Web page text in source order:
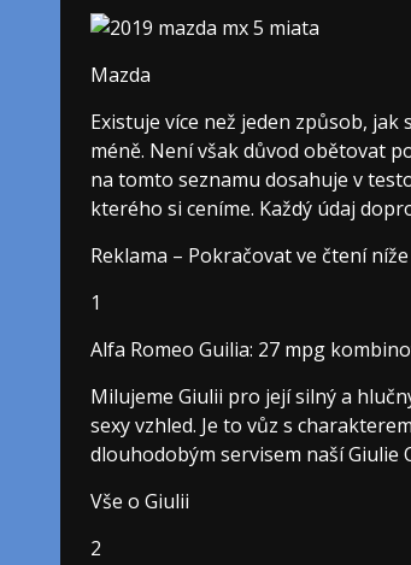
Mazda
Existuje více než jeden způsob,
méně. Není však důvod obětovat
na tomto seznamu dosahuje v
kterého si ceníme. Každý údaj
Reklama – Pokračovat ve čtení níže
1
Alfa Romeo Guilia: 27 mpg
Milujeme Giulii pro její silný a
sexy vzhled. Je to vůz s
dlouhodobým servisem naší Giulie
Vše o Giulii
2